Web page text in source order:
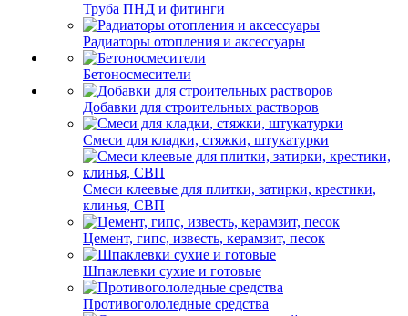
Труба ПНД и фитинги
Радиаторы отопления и аксессуары
Бетоносмесители
Добавки для строительных растворов
Смеси для кладки, стяжки, штукатурки
Смеси клеевые для плитки, затирки, крестики,
клинья, СВП
Цемент, гипс, известь, керамзит, песок
Шпаклевки сухие и готовые
Противогололедные средства